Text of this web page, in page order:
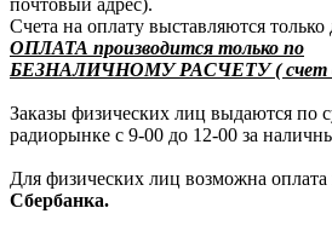
Счета на оплату выставляются
ОПЛАТА производится только по
БЕЗНАЛИЧНОМУ РАСЧЕТУ ( счет
Заказы физических лиц выдаются по
радиорынке с 9-00 до 12-00 за
Для физических лиц возможна оплата
Сбербанка.